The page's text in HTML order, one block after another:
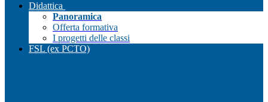
Didattica
Panoramica
Offerta formativa
I progetti delle classi
FSL (ex PCTO)